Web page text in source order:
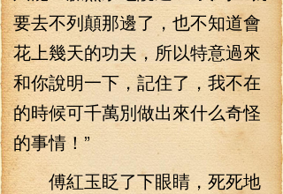
要去不列顛那邊了，也不知道會
花上幾天的功夫，所以特意過來
和你說明一下，記住了，我不在
的時候可千萬別做出來什么奇怪
的事情！”
傅紅玉眨了下眼睛，死死地